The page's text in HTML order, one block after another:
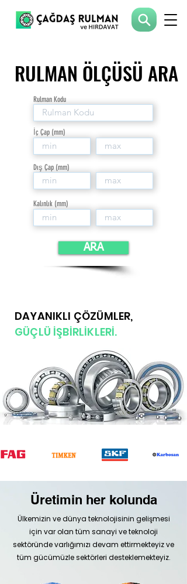
RULMAN ÖLÇÜSÜ ARA
RULMAN ÖLÇÜSÜ ARA
Rulman Kodu
İç Çap (mm)
Dış Çap (mm)
Kalınlık (mm)
ARA
DAYANIKLI ÇÖZÜMLER,
GÜÇLÜ İŞBİRLİKLERİ.
Üretimin her kolunda
Ülkemizin ve dünya teknolojisinin gelişmesi
için var olan tüm sanayi ve teknoloji
sektöründe varlığımızı devam ettirmekteyiz ve
tüm gücümüzle sektörleri desteklemekteyiz.